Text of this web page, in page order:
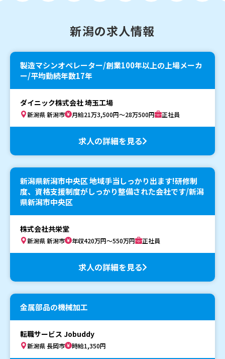
新潟の求人情報
製造マシンオペレーター/創業100年以上の上場メーカ
ー/平均勤続年数17年
ダイニック株式会社 埼玉工場
新潟県 新潟市 月給21万3,500円～28万500円 正社員
求人の詳細を見る
新潟県新潟市中央区 地域手当しっかり出ます!研修制
度、資格支援制度がしっかり整備された会社です/新潟
県新潟市中央区
株式会社共栄堂
新潟県 新潟市 年収420万円～550万円 正社員
求人の詳細を見る
金属部品の機械加工
転職サービス Jobuddy
新潟県 長岡市 時給1,350円